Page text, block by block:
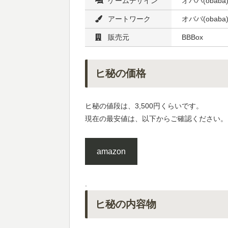
アートワーク オババ(obaba)
販売元 BBBox
ヒ秘の価格
ヒ秘の値段は、3,500円くらいです。
現在の最安値は、以下からご確認ください。
amazon
.
ヒ秘の内容物